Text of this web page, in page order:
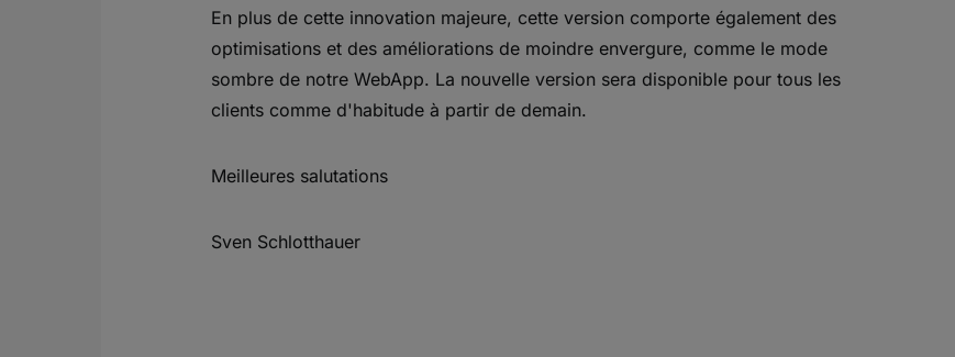
En plus de cette innovation majeure, cette version comporte également des
optimisations et des améliorations de moindre envergure, comme le mode
sombre de notre WebApp. La nouvelle version sera disponible pour tous les
clients comme d'habitude à partir de demain.
Meilleures salutations
Sven Schlotthauer